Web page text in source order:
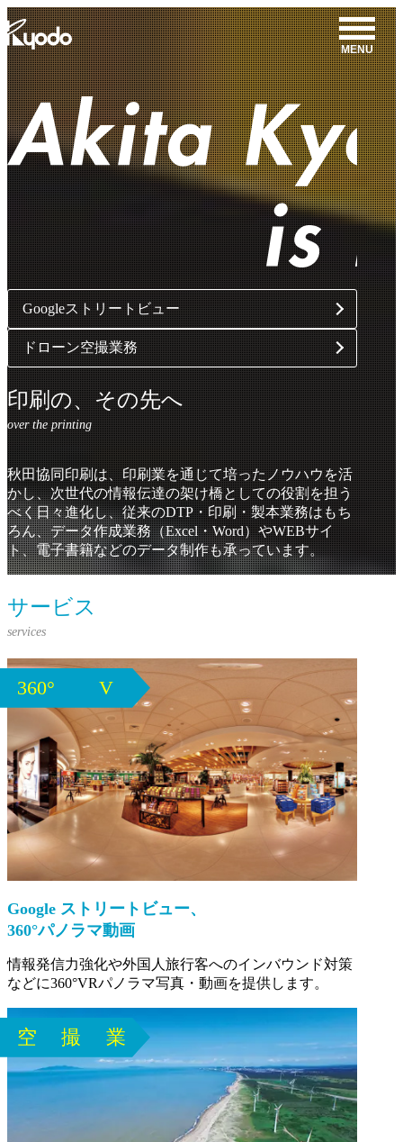
コ
ン
テ
ン
ツ
を
表
示
MENU
Googleストリートビュー
ドローン空撮業務
印刷の、その先へ
秋田協同印刷は、印刷業を通じて培ったノウハウを活
かし、次世代の情報伝達の架け橋としての役割を担う
べく日々進化し、従来のDTP・印刷・製本業務はもち
ろん、データ作成業務（Excel・Word）やWEBサイ
ト、電子書籍などのデータ制作も承っています。
サービス
Google ストリートビュー、
360°パノラマ動画
情報発信力強化や外国人旅行客へのインバウンド対策
などに360°VRパノラマ写真・動画を提供します。